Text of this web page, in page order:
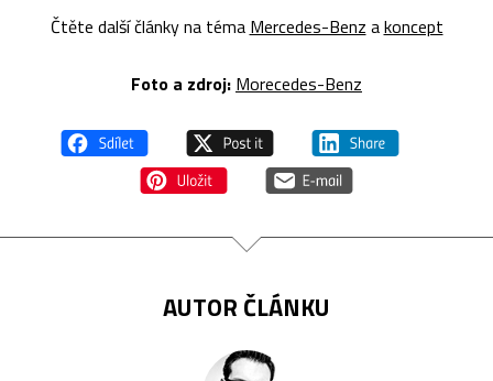
Čtěte další články na téma Mercedes-Benz akoncept
Foto a zdroj: Morecedes-Benz
AUTOR ČLÁNKU